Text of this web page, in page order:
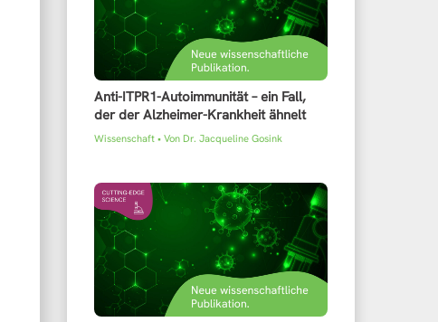
Anti-ITPR1-Autoimmunität – ein Fall,
der der Alzheimer-Krankheit ähnelt
Wissenschaft • Von Dr. Jacqueline Gosink